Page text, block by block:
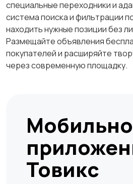
специальные переходники и
система поиска и фильтрации
находить нужные позиции без
Размещайте объявления
покупателей и расширяйте
через современную площадку.
Товикс